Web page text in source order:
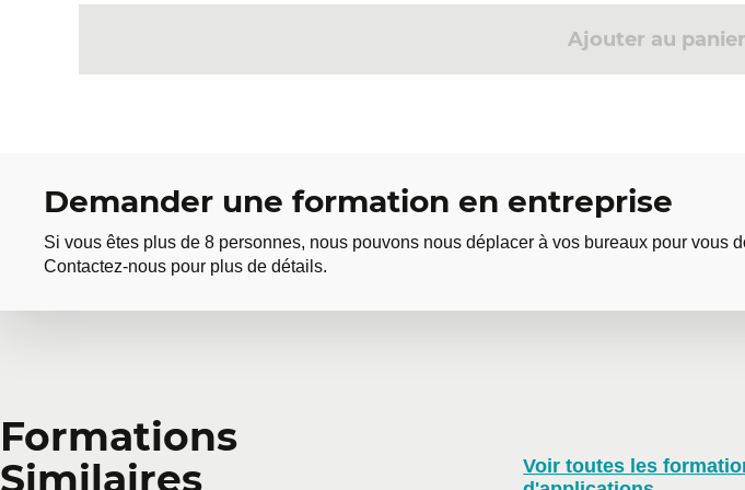
Ajouter au panier
Demander une formation en entreprise
Si vous êtes plus de 8 personnes, nous pouvons nous déplacer à vos bureaux pour vous
Contactez-nous pour plus de détails.
Demander une formation en
Vous avez plusieurs employés intéressés par une même formation? Que ce soit en
Formations
Similaires
Voir toutes les